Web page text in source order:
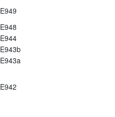
E949
E948
E944
E943b
E943a
E942